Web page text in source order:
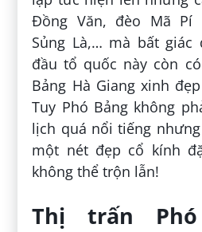
Đồng Văn, đèo Mã Pí
Sủng Là,… mà bất
đầu tổ quốc này còn
Bảng Hà Giang xinh
Tuy Phó Bảng không
lịch quá nổi tiếng
một nét đẹp cổ kính
không thể trộn lẫn!
Thị trấn